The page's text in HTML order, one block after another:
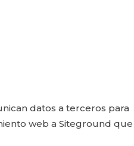
datos a terceros para
web a Siteground que